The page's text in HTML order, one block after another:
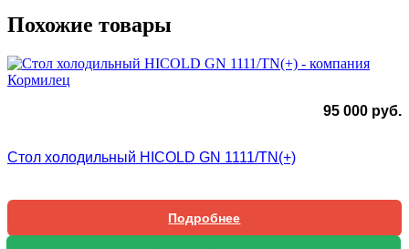
Похожие товары
95 000 руб.
Стол холодильный HICOLD GN 1111/TN(+)
Подробнее